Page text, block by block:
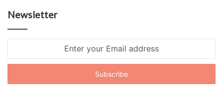
Newsletter
Email